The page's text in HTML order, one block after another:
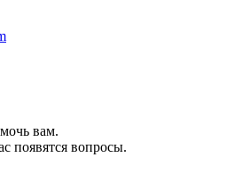
вам.
появятся вопросы.